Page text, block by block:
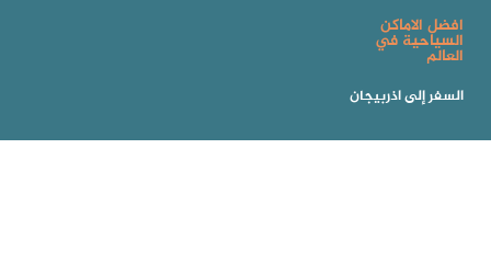
افضل الاماكن
السياحية في
العالم
السفر إلى اذربيجان